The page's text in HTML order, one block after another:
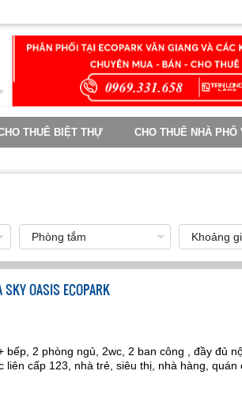
THUÊ BIỆT THỰ CHO THUÊ NHÀ PHỐ
OASIS ECOPARK
2 phòng ngủ, 2wc, 2 ban công , đầy đủ
cấp 123, nhà trẻ, siêu thị, nhà hàng,